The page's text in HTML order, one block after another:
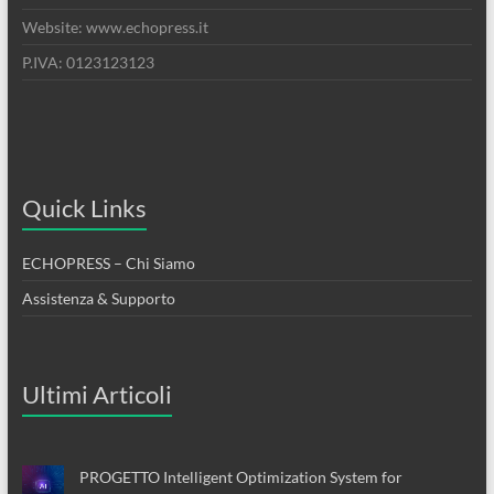
Website: www.echopress.it
P.IVA: 0123123123
Quick Links
ECHOPRESS – Chi Siamo
Assistenza & Supporto
Ultimi Articoli
PROGETTO Intelligent Optimization System for